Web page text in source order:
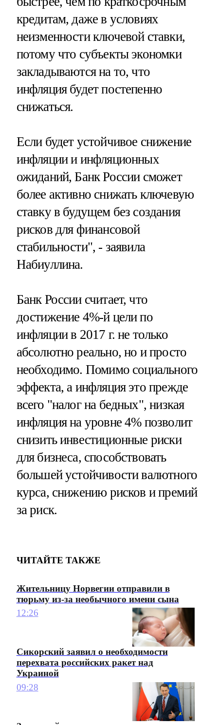
кредитам, даже в условиях
неизменности ключевой ставки,
потому что субъекты экономки
закладываются на то, что
инфляция будет постепенно
снижаться.
Если будет устойчивое снижение
инфляции и инфляционных
ожиданий, Банк России сможет
более активно снижать ключевую
ставку в будущем без создания
рисков для финансовой
стабильности", - заявила
Набиуллина.
Банк России считает, что
достижение 4%-й цели по
инфляции в 2017 г. не только
абсолютно реально, но и просто
необходимо. Помимо социального
эффекта, а инфляция это прежде
всего "налог на бедных", низкая
инфляция на уровне 4% позволит
снизить инвестиционные риски
для бизнеса, способствовать
большей устойчивости валютного
курса, снижению рисков и премий
за риск.
ЧИТАЙТЕ ТАКЖЕ
Жительницу Норвегии отправили в
тюрьму из-за необычного имени сына
12:26
Сикорский заявил о необходимости
перехвата российских ракет над
Украиной
09:28